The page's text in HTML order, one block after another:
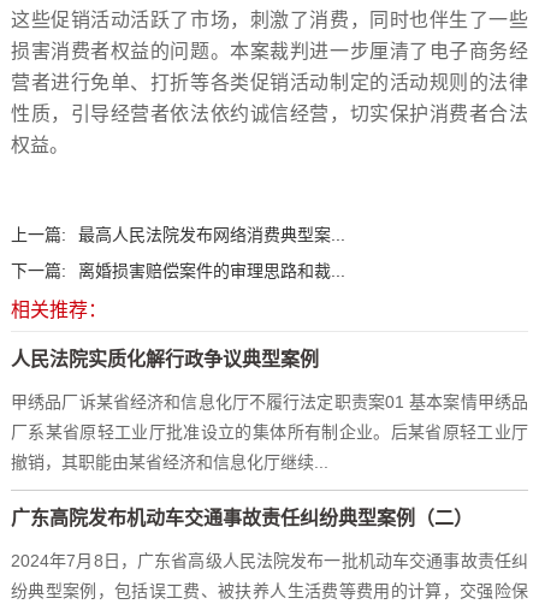
这些促销活动活跃了市场，刺激了消费，同时也伴生了一些
损害消费者权益的问题。本案裁判进一步厘清了电子商务经
营者进行免单、打折等各类促销活动制定的活动规则的法律
性质，引导经营者依法依约诚信经营，切实保护消费者合法
权益。
上一篇:
最高人民法院发布网络消费典型案...
下一篇:
离婚损害赔偿案件的审理思路和裁...
相关推荐：
人民法院实质化解行政争议典型案例
甲绣品厂诉某省经济和信息化厅不履行法定职责案01 基本案情甲绣品
厂系某省原轻工业厅批准设立的集体所有制企业。后某省原轻工业厅
撤销，其职能由某省经济和信息化厅继续...
广东高院发布机动车交通事故责任纠纷典型案例（二）
2024年7月8日，广东省高级人民法院发布一批机动车交通事故责任纠
纷典型案例，包括误工费、被扶养人生活费等费用的计算，交强险保